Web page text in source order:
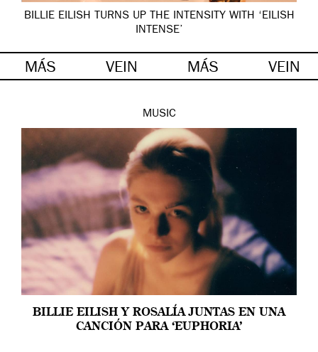
BILLIE EILISH TURNS UP THE INTENSITY WITH ‘EILISH
INTENSE’
MÁS VEIN MÁS VEIN
MUSIC
BILLIE EILISH Y ROSALÍA JUNTAS EN UNA
CANCIÓN PARA ‘EUPHORIA’